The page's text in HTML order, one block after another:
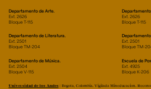
Departamento de Arte.
Ext. 2626
Bloque T-115
Ext. 2626
Bloque T-115
Departamento de Literatura.
Ext. 2501
Bloque TM-204
Ext. 2501
Bloque TM-
Departamento de Música.
Ext. 2504
Bloque V-115
Escuela de
Ext. 4925
Bloque K-206
Universidad de los Andes| Bogotá, Colombia. Vigilada Mineducación.